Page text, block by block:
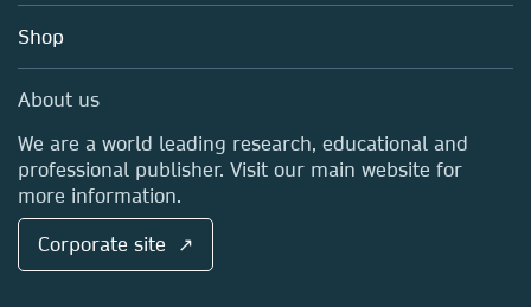
Blog
Sales and account contacts
Media Centre
Locations & Contact
Shop
About us
We are a world leading research, educational and
professional publisher. Visit our main website for
more information.
Corporate site ↗